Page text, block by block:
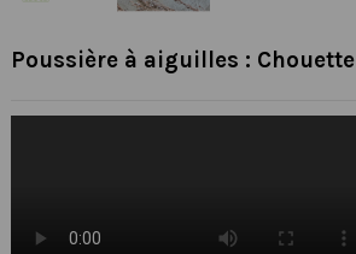
Poussière à aiguilles : Chouette